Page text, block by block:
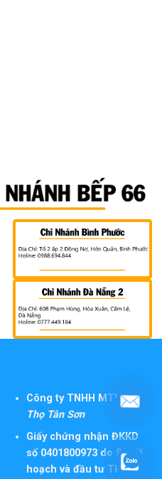
Công ty TNHH MTV TM
Thọ Tân Sơn
Giấy chứng nhận ĐKKD
số 0401800973 do Sở Kế
hoạch và đầu tư TPĐà